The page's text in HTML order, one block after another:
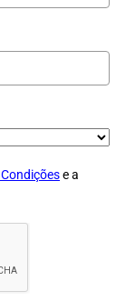
e a